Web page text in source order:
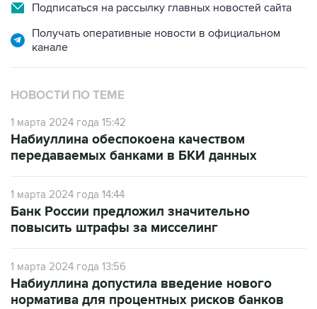
Подписаться на рассылку главных новостей сайта
Получать оперативные новости в официальном
канале
НОВОСТИ ПО ТЕМЕ
1 марта 2024 года 15:42
Набиуллина обеспокоена качеством
передаваемых банками в БКИ данных
1 марта 2024 года 14:44
Банк России предложил значительно
повысить штрафы за мисселинг
1 марта 2024 года 13:56
Набиуллина допустила введение нового
норматива для процентных рисков банков